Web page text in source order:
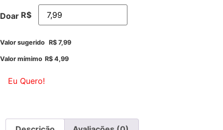
Doar R$
Valor sugerido R$ 7,99
Valor mímimo R$ 4,99
Eu Quero!